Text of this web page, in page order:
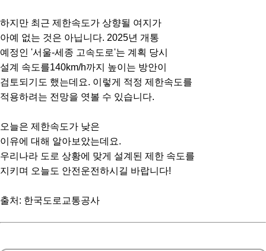
하지만 최근 제한속도가 상향될 여지가
아예 없는 것은 아닙니다. 2025년 개통
예정인 '서울-세종 고속도로'는 계획 당시
설계 속도를140km/h까지 높이는 방안이
검토되기도 했는데요. 이렇게 적정 제한속도를
적용하려는 전망을 엿볼 수 있습니다.
오늘은 제한속도가 낮은
이유에 대해 알아보았는데요.
우리나라 도로 상황에 맞게 설계된 제한 속도를
지키며 오늘도 안전운전하시길 바랍니다!
출처: 한국도로교통공사